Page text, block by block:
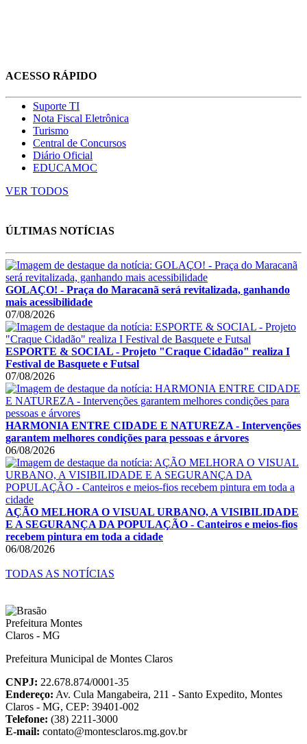
ACESSO RÁPIDO
Suporte TI
Nota Fiscal Eletrônica
Turismo
Central de Concursos
Diário Oficial
EDUCAMOC
VER TODOS
ÚLTIMAS NOTÍCIAS
GOLAÇO! - Praça do Maracanã será revitalizada, ganhando
mais acessibilidade
07/08/2026
ESPORTE & SOCIAL - Projeto "Craque Cidadão" realiza I
Festival de Basquete e Futsal
07/08/2026
HARMONIA ENTRE CIDADE E NATUREZA - Intervenções
garantem melhores condições para pessoas e árvores
06/08/2026
AÇÃO MELHORA O VISUAL URBANO, A VISIBILIDADE
E A SEGURANÇA DA POPULAÇÃO - Canteiros e meios-fios
recebem pintura em toda a cidade
06/08/2026
TODAS AS NOTÍCIAS
Prefeitura Municipal de Montes Claros
CNPJ: 22.678.874/0001-35
Endereço: Av. Cula Mangabeira, 211 - Santo Expedito, Montes
Claros - MG, CEP: 39401-002
Telefone: (38) 2211-3000
E-mail: contato@montesclaros.mg.gov.br